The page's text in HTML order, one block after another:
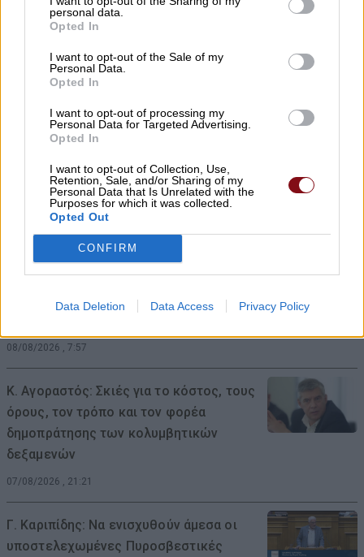
personal data.
Opted In
I want to opt-out of the Sale of my
Personal Data.
Opted In
I want to opt-out of processing my
Personal Data for Targeted Advertising.
Opted In
I want to opt-out of Collection, Use,
Retention, Sale, and/or Sharing of my
Personal Data that Is Unrelated with the
Purposes for which it was collected.
Opted Out
CONFIRM
Data Deletion Data Access Privacy Policy
08/08/2026 , 8:54
Ε. Λιακούλη: Το σκάνδαλο των
υποκλοπών δεν μπορεί να μείνει στο
σκοτάδι ενός αρχείου
08/08/2026 , 8:22
Σήμερα Σάββατο στη Λάρισα η κηδεία του
Βασιλείου Ζμπήτα
08/08/2026 , 8:12
Β. Κόκκαλης: Μια ψηφιακή εφαρμογή δεν
σβήνει τις κυβερνητικές ευθύνες – Το
08/08/2026 , 7:57
Κ. Αγοραστός: Σκιές για το κόστος, τους
όρους, τον τρόπο και τον φορέα
δημοπράτησης των κολυμβητικών
δεξαμενών
07/08/2026 , 21:21
Γ. Καριπίδης: Να ενισχυθούν άμεσα οι
υποστελεχωμένες Πυροσβεστικές